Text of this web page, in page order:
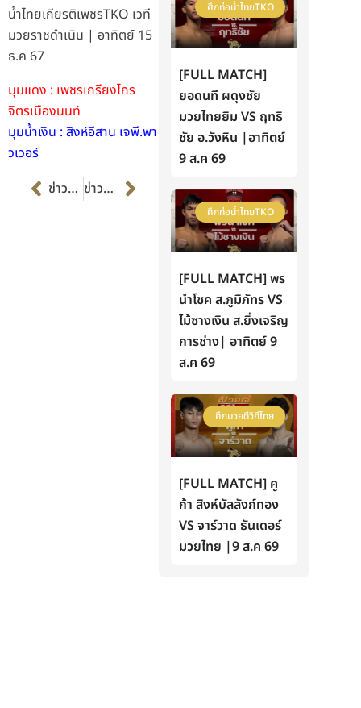
น้ำไทยเกียรติเพชรTKO เวที
มวยราชดำเนิน | อาทิตย์ 15
ธ.ค 67
มุมแดง : เพชรเกรียงไกร
จิตรเมืองนนท์
มุมน้ำเงิน : สิงห์อีสาน เจพี.พา
วเวอร์
Prevข่าวก่อนหน้า ข่าวต่อไป Next
ศึกท่อน้ำไทยTKO
[FULL MATCH]
ยอดนที ผดุงชัย
มวยไทยยิม VS ฤทธิ
ชัย อ.วังหิน |อาทิตย์
9 ส.ค 69
ศึกท่อน้ำไทยTKO
[FULL MATCH] พร
นำโชค ส.ภูมิภัทร VS
ไม้ซางเงิน ส.ยิ่งเจริญ
การช่าง| อาทิตย์ 9
ส.ค 69
ศึกมวยดีวิถีไทย
[FULL MATCH] คู
ก้า สิงห์บัลลังก์ทอง
VS จาร์วาด ธันเดอร์
มวยไทย |9 ส.ค 69